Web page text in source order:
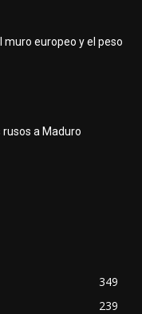
muro europeo y el peso
a Maduro
349
239